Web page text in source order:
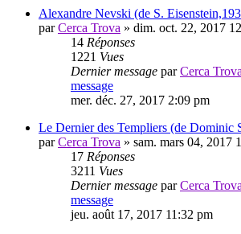
Alexandre Nevski (de S.
parCerca Trova » dim. oct. 22, 2017
14 Réponses
1221 Vues
Dernier message parCerca
message
mer. déc. 27, 2017 2:09 pm
Le Dernier des Templiers (de Dominic
parCerca Trova » sam. mars 04, 2017
17 Réponses
3211 Vues
Dernier message parCerca
message
jeu. août 17, 2017 11:32 pm